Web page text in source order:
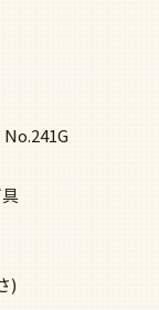
)